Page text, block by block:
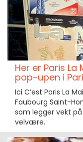
Her er Paris La
pop-upen i
Ici C’est Paris La
Faubourg Saint-
som legger vekt
velvære.